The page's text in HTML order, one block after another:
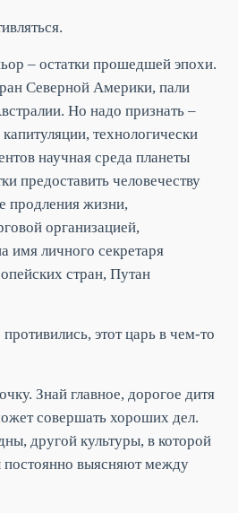
– остатки прошедшей эпохи.
Северной Америки, пали
Но надо признать –
технологически
научная среда планеты
предоставить человечеству
продления жизни,
организацией,
имя личного секретаря
стран, Путан
этот царь в чем-то
Знай главное, дорогое дитя
совершать хороших дел.
другой культуры, в которой
постоянно выясняют между